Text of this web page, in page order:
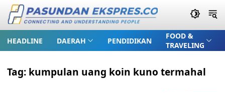
HEADLINE DAERAH PENDIDIKAN
FOOD &
TRAVELING
Tag: kumpulan uang koin kuno termahal